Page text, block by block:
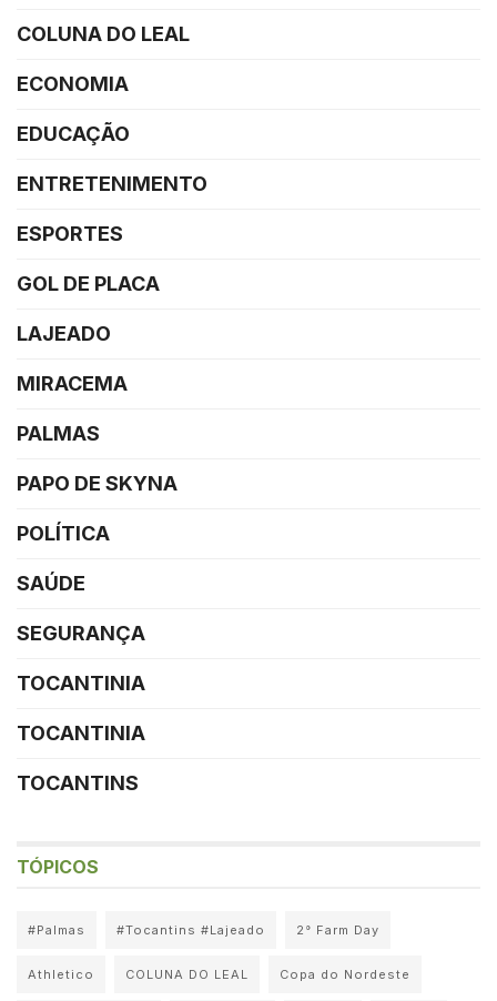
COLUNA DO LEAL
ECONOMIA
EDUCAÇÃO
ENTRETENIMENTO
ESPORTES
GOL DE PLACA
LAJEADO
MIRACEMA
PALMAS
PAPO DE SKYNA
POLÍTICA
SAÚDE
SEGURANÇA
TOCANTINIA
TOCANTINIA
TOCANTINS
TÓPICOS
#Palmas #Tocantins #Lajeado 2° Farm Day
Athletico COLUNA DO LEAL Copa do Nordeste